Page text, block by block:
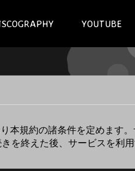
YOUTUBE
本規約の諸条件を定めます。
を終えた後、サービスを利